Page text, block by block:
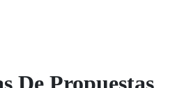
De Propuestas